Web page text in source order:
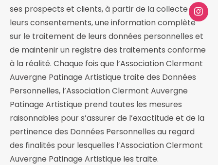
ses prospects et clients, à partir de la collecte de
leurs consentements, une information complète
sur le traitement de leurs données personnelles et
de maintenir un registre des traitements conforme
à la réalité. Chaque fois que l’Association Clermont
Auvergne Patinage Artistique traite des Données
Personnelles, l’Association Clermont Auvergne
Patinage Artistique prend toutes les mesures
raisonnables pour s’assurer de l’exactitude et de la
pertinence des Données Personnelles au regard
des finalités pour lesquelles l’Association Clermont
Auvergne Patinage Artistique les traite.